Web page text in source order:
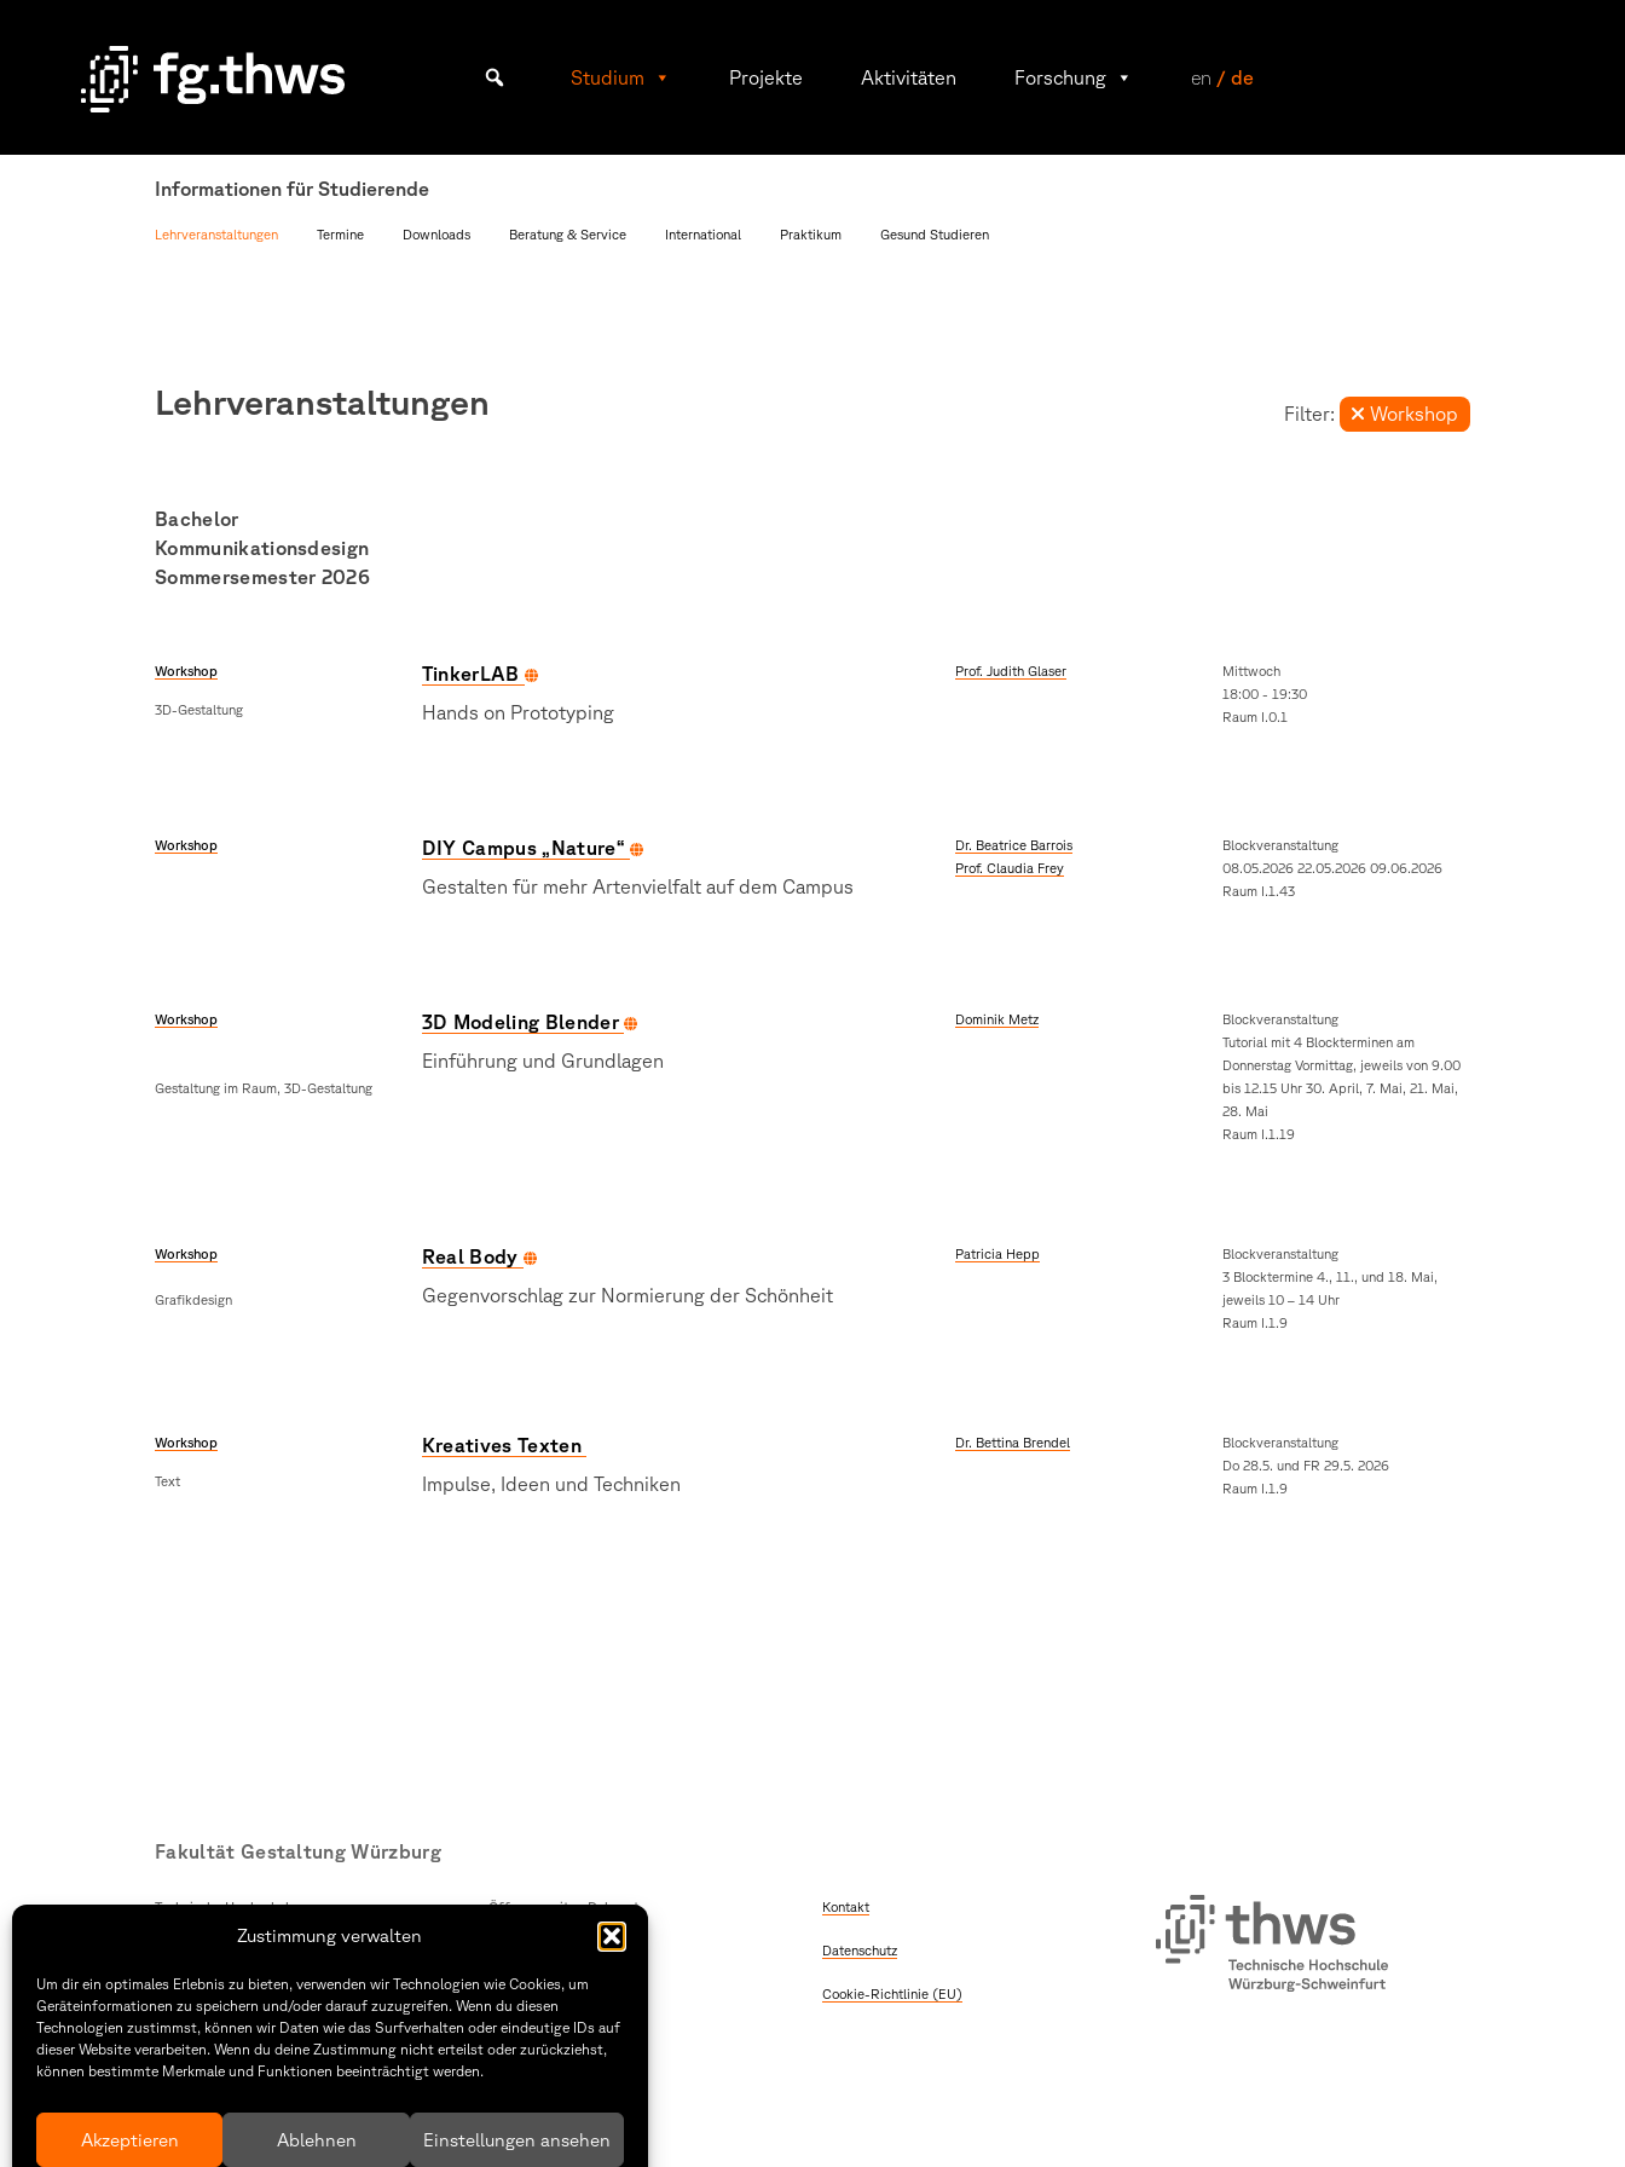
Zustimmung verwalten
Um dir ein optimales Erlebnis zu bieten, verwenden wir Technologien wie Cookies, um
Geräteinformationen zu speichern und/oder darauf zuzugreifen. Wenn du diesen
Technologien zustimmst, können wir Daten wie das Surfverhalten oder eindeutige IDs auf
dieser Website verarbeiten. Wenn du deine Zustimmung nicht erteilst oder zurückziehst,
können bestimmte Merkmale und Funktionen beeinträchtigt werden.
Akzeptieren Ablehnen Einstellungen ansehen
Gestaltung
Studium Projekte Aktivitäten Forschung en / de
Informationen für Studierende
Lehrveranstaltungen Termine Downloads Beratung & Service International Praktikum Gesund Studieren
Lehrveranstaltungen Filter: Workshop
Bachelor
Kommunikationsdesign
Sommersemester 2026
Workshop
3D-Gestaltung
TinkerLAB
Hands on Prototyping
Prof. Judith Glaser
Mittwoch
18:00 - 19:30
Raum I.0.1
Workshop
DIY Campus „Nature“
Gestalten für mehr Artenvielfalt auf dem Campus
Dr. Beatrice Barrois
Prof. Claudia Frey
Blockveranstaltung
08.05.2026 22.05.2026 09.06.2026
Raum I.1.43
Workshop
Gestaltung im Raum, 3D-Gestaltung
3D Modeling Blender
Einführung und Grundlagen
Dominik Metz
Blockveranstaltung
Tutorial mit 4 Blockterminen am
Donnerstag Vormittag, jeweils von 9.00
bis 12.15 Uhr 30. April, 7. Mai, 21. Mai,
28. Mai
Raum I.1.19
Workshop
Grafikdesign
Real Body
Gegenvorschlag zur Normierung der Schönheit
Patricia Hepp
Blockveranstaltung
3 Blocktermine 4., 11., und 18. Mai,
jeweils 10 – 14 Uhr
Raum I.1.9
Workshop
Text
Kreatives Texten
Impulse, Ideen und Techniken
Dr. Bettina Brendel
Blockveranstaltung
Do 28.5. und FR 29.5. 2026
Raum I.1.9
Fakultät Gestaltung Würzburg
Technische Hochschule
Würzburg-Schweinfurt
97074 Würzburg
tel: +49 931 35 11 93 02
mail: dekanat.fg@thws.de
Öffnungszeiten Dekanat
Dienstag & Donnerstag
8:30 – 15:30
Raum: I.1.29
Kontakt
Datenschutz
Cookie-Richtlinie (EU)